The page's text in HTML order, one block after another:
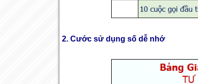
2. Cước sử dụng số dễ nhớ